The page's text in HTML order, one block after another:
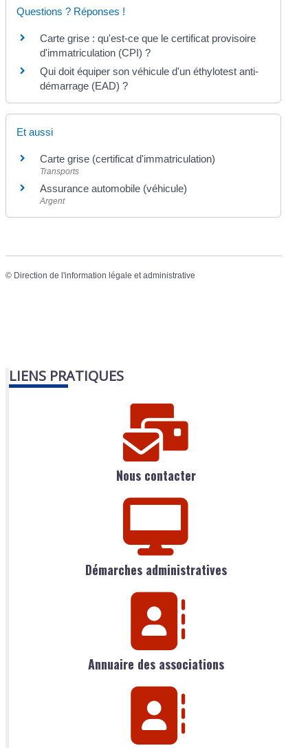
Questions ? Réponses !
Carte grise : qu'est-ce que le certificat provisoire
d'immatriculation (CPI) ?
Qui doit équiper son véhicule d'un éthylotest anti-
démarrage (EAD) ?
Et aussi
Carte grise (certificat d'immatriculation)
Transports
Assurance automobile (véhicule)
Argent
© Direction de l'information légale et administrative
LIENS PRATIQUES
Nous contacter
Démarches administratives
Annuaire des associations